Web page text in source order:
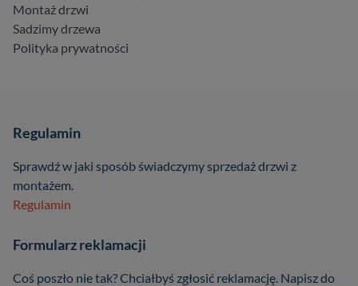
Montaż drzwi
Sadzimy drzewa
Polityka prywatności
Regulamin
Sprawdź w jaki sposób świadczymy sprzedaż drzwi z
montażem.
Regulamin
Formularz reklamacji
Coś poszło nie tak? Chciałbyś zgłosić reklamację. Napisz do